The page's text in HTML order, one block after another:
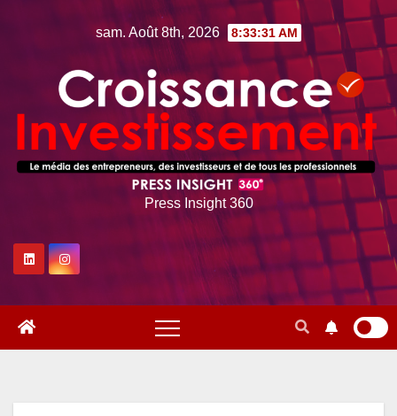
sam. Août 8th, 2026 8:33:32 AM
Press Insight 360